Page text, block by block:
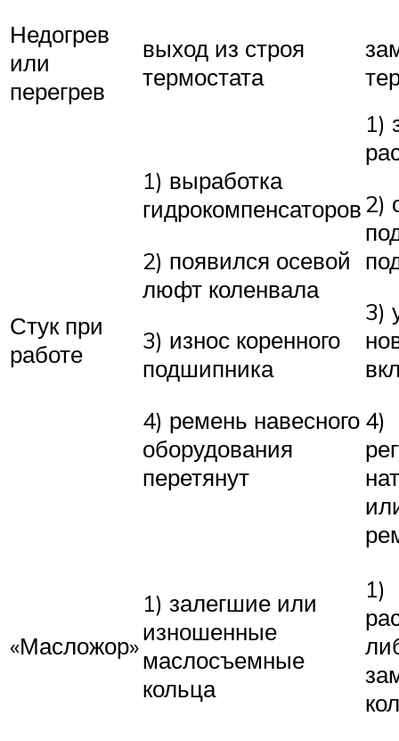
Недогрев
или
перегрев
выход из строя
термостата
Стук при
работе
1) выработка
гидрокомпенсаторов
2) появился осевой
люфт коленвала
3) износ коренного
подшипника
4) ремень навесного
оборудования
перетянут
1)
2)
3)
4)
«Масложор»
1) залегшие или
изношенные
маслосъемные
кольца
1)